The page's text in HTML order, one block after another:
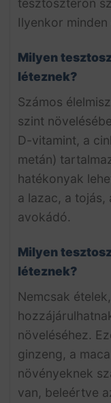
tesztoszteron
Ilyenkor
Milyen
léteznek?
Számos
szint
D-vitamint, a
metán)
hatékonyak
a lazac, a tojás,
avokádó.
Milyen
léteznek?
Nemcsak
növeléséhez.
ginzeng, a
növényeknek
van, beleértve